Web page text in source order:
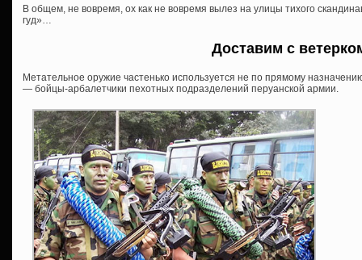
В общем, не вовремя, ох как не вовремя вылез на улицы тихого
гуд»…
Доставим с
Метательное оружие частенько используется не по прямому
— бойцы-арбалетчики пехотных подразделений перуанской армии.